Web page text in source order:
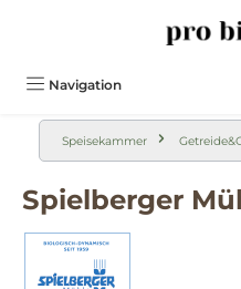
Navigation
Speisekammer
Spielberger